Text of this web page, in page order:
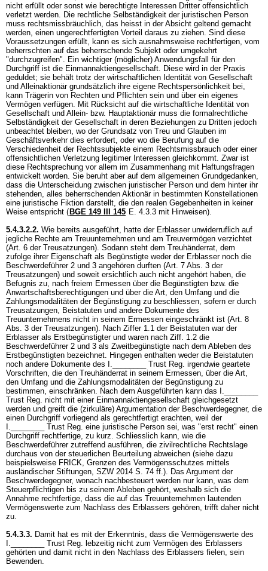
nicht erfüllt oder sonst wie berechtigte Interessen Dritter offensichtlich
verletzt werden. Die rechtliche Selbständigkeit der juristischen Person
muss rechtsmissbräuchlich, das heisst in der Absicht geltend gemacht
werden, einen ungerechtfertigten Vorteil daraus zu ziehen. Sind diese
Voraussetzungen erfüllt, kann es sich ausnahmsweise rechtfertigen, vom
beherrschten auf das beherrschende Subjekt oder umgekehrt
"durchzugreifen". Ein wichtiger (möglicher) Anwendungsfall für den
Durchgriff ist die Einmannaktiengesellschaft. Diese wird in der Praxis
geduldet; sie behält trotz der wirtschaftlichen Identität von Gesellschaft
und Alleinaktionär grundsätzlich ihre eigene Rechtspersönlichkeit bei,
kann Trägerin von Rechten und Pflichten sein und über ein eigenes
Vermögen verfügen. Mit Rücksicht auf die wirtschaftliche Identität von
Gesellschaft und Allein- bzw. Hauptaktionär muss die formalrechtliche
Selbständigkeit der Gesellschaft in deren Beziehungen zu Dritten jedoch
unbeachtet bleiben, wo der Grundsatz von Treu und Glauben im
Geschäftsverkehr dies erfordert, oder wo die Berufung auf die
Verschiedenheit der Rechtssubjekte einem Rechtsmissbrauch oder einer
offensichtlichen Verletzung legitimer Interessen gleichkommt. Zwar ist
diese Rechtsprechung vor allem im Zusammenhang mit Haftungsfragen
entwickelt worden. Sie beruht aber auf dem allgemeinen Grundgedanken,
dass die Unterscheidung zwischen juristischer Person und dem hinter ihr
stehenden, alles beherrschenden Aktionär in bestimmten Konstellationen
eine juristische Fiktion darstellt, die den realen Gegebenheiten in keiner
Weise entspricht ( BGE 149 III 145 E. 4.3.3 mit Hinweisen).
5.4.3.2.2. Wie bereits ausgeführt, hatte der Erblasser unwiderruflich auf
jegliche Rechte am Treuunternehmen und am Treuvermögen verzichtet
(Art. 6 der Treusatzungen). Sodann steht dem Treuhänderrat, dem
zufolge ihrer Eigenschaft als Begünstigte weder der Erblasser noch die
Beschwerdeführer 2 und 3 angehören durften (Art. 7 Abs. 3 der
Treusatzungen) und soweit ersichtlich auch nicht angehört haben, die
Befugnis zu, nach freiem Ermessen über die Begünstigten bzw. die
Anwartschaftsberechtigungen und über die Art, den Umfang und die
Zahlungsmodalitäten der Begünstigung zu beschliessen, sofern er durch
Treusatzungen, Beistatuten und andere Dokumente des
Treuunternehmens nicht in seinem Ermessen eingeschränkt ist (Art. 8
Abs. 3 der Treusatzungen). Nach Ziffer 1.1 der Beistatuten war der
Erblasser als Erstbegünstigter und waren nach Ziff. 1.2 die
Beschwerdeführer 2 und 3 als Zweitbegünstigte nach dem Ableben des
Erstbegünstigten bezeichnet. Hingegen enthalten weder die Beistatuten
noch andere Dokumente des I.________ Trust Reg. irgendwie geartete
Vorschriften, die den Treuhänderrat in seinem Ermessen, über die Art,
den Umfang und die Zahlungsmodalitäten der Begünstigung zu
bestimmen, einschränken. Nach dem Ausgeführten kann das I.________
Trust Reg. nicht mit einer Einmannaktiengesellschaft gleichgesetzt
werden und greift die (zirkuläre) Argumentation der Beschwerdegegner, die
einen Durchgriff vorliegend als gerechtfertigt erachten, weil der
I.________ Trust Reg. eine juristische Person sei, was "erst recht" einen
Durchgriff rechtfertige, zu kurz. Schliesslich kann, wie die
Beschwerdeführer zutreffend ausführen, die zivilrechtliche Rechtslage
durchaus von der steuerlichen Beurteilung abweichen (siehe dazu
beispielsweise FRICK, Grenzen des Vermögensschutzes mittels
ausländischer Stiftungen, SZW 2014 S. 74 ff.). Das Argument der
Beschwerdegegner, wonach nachbesteuert werden nur kann, was dem
Steuerpflichtigen bis zu seinem Ableben gehört, weshalb sich die
Annahme rechtfertige, dass die auf das Treuunternehmen lautenden
Vermögenswerte zum Nachlass des Erblassers gehören, trifft daher nicht
zu.
5.4.3.3. Damit hat es mit der Erkenntnis, dass die Vermögenswerte des
I.________ Trust Reg. lebzeitig nicht zum Vermögen des Erblassers
gehörten und damit nicht in den Nachlass des Erblassers fielen, sein
Bewenden.